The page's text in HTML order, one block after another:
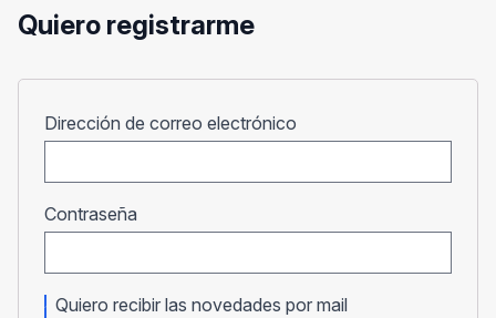
Quiero registrarme
Dirección de correo electrónico
Contraseña
Quiero recibir las novedades por mail